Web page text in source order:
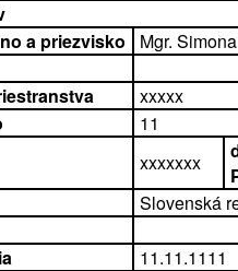
a priezvisko
Mgr.
xxxxx
11
xxxxxxx
Slovenská
11.11.1111